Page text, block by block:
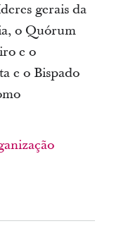
gerais da
o Quórum
e o
e o Bispado